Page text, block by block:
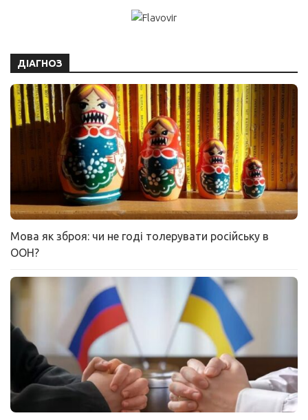
ДІАГНОЗ
Мова як зброя: чи не годі толерувати російську в
ООН?